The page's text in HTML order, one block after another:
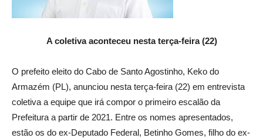
A coletiva aconteceu nesta terça-feira (22)
O prefeito eleito do Cabo de Santo Agostinho, Keko do
Armazém (PL), anunciou nesta terça-feira (22) em entrevista
coletiva a equipe que irá compor o primeiro escalão da
Prefeitura a partir de 2021. Entre os nomes apresentados,
estão os do ex-Deputado Federal, Betinho Gomes, filho do ex-